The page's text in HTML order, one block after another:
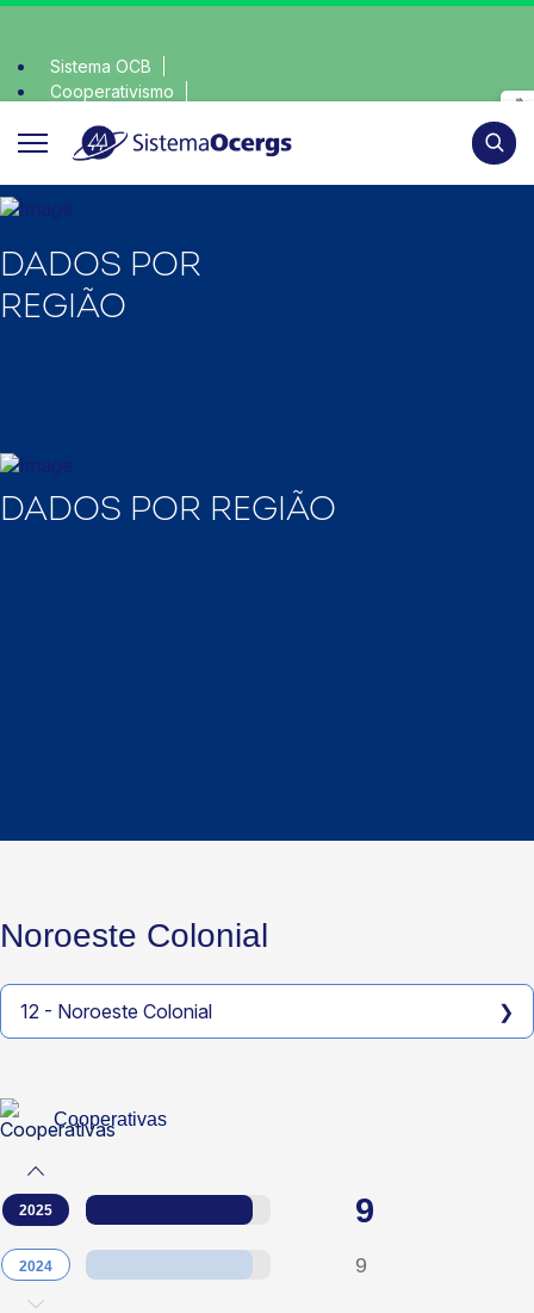
Sistema OCB
Cooperativismo
DADOS POR
REGIÃO
DADOS POR REGIÃO
12 - Noroeste Colonial ❯
Noroeste Colonial
Cooperativas
2025 9
2024 9